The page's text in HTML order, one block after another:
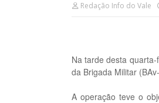
Redação Info do Vale
Na tarde desta
da Brigada Militar
A operação teve o